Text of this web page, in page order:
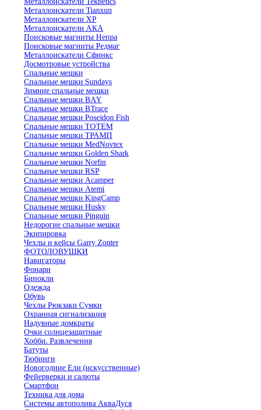
Металлоискатели Tianxun
Металлоискатели XP
Металлоискатели АКА
Поисковые магниты Непра
Поисковые магниты Редмаг
Металлоискатели Сфинкс
Досмотровые устройства
Спальные мешки
Спальные мешки Sundays
Зимние спальные мешки
Спальные мешки BAY
Спальные мешки BTrace
Спальные мешки Poseidon Fish
Спальные мешки ТОТЕМ
Спальные мешки ТРАМП
Cпальные мешки MedNovtex
Спальные мешки Golden Shark
Спальные мешки Norfin
Спальные мешки RSP
Спальные мешки Acamper
Спальные мешки Atemi
Спальные мешки KingCamp
Спальные мешки Husky
Спальные мешки Pinguin
Недорогие спальные мешки
Экипировка
Чехлы и кейсы Garry Zonter
ФОТОЛОВУШКИ
Навигаторы
Фонари
Бинокли
Одежда
Обувь
Чехлы Рюкзаки Сумки
Охранная сигнализация
Надувные домкраты
Очки солнцезащитные
Хобби. Развлечения
Батуты
Тюбинги
Новогодние Ели (искусственные)
Фейерверки и салюты
Смартфон
Техника для дома
Системы автополива АкваДуся